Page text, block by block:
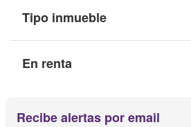
Tipo inmueble
En renta
Recibe alertas por email